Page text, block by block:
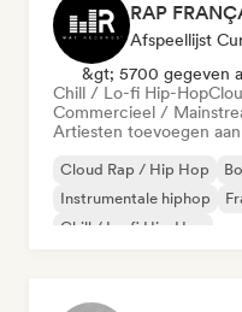
Afspeellijst
&gt; 5700 gegeven
Chill / Lo-fi Hip-Hop
Commercieel /
Artiesten toevoegen
Cloud Rap / Hip Hop
Instrumentale hiphop
Chill / Lo-fi Hip-Hop